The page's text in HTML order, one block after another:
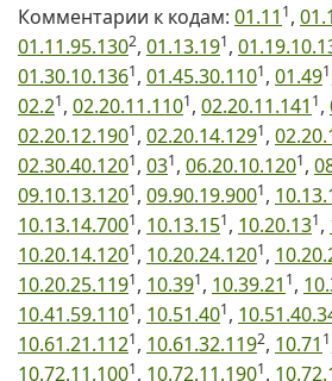
Комментарии к кодам: 01.11 1,
01.11.95.1302, 01.13.191,
01.30.10.1361, 01.45.30.1101, 01.491
02.21, 02.20.11.1101, 02.20.11.141 1,
02.20.12.1901, 02.20.14.1291,
02.30.40.1201, 031, 06.20.10.1201,
09.10.13.1201, 09.90.19.9001,
10.13.14.7001, 10.13.151, 10.20.131,
10.20.14.1201, 10.20.24.1201,
10.20.25.1191, 10.391, 10.39.21 1,
10.41.59.1101, 10.51.401,
10.61.21.1121, 10.61.32.1192, 10.71 1
10.72.11.1001, 10.72.11.1901,